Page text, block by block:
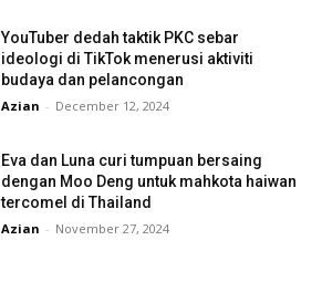
YouTuber dedah taktik PKC sebar
ideologi di TikTok menerusi aktiviti
budaya dan pelancongan
Azian - December 12, 2024
Eva dan Luna curi tumpuan bersaing
dengan Moo Deng untuk mahkota haiwan
tercomel di Thailand
Azian - November 27, 2024